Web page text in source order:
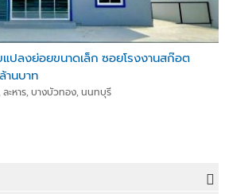
แปลงย่อยขนาดเล็ก ซอยโรงงานสก๊อต
านบาท
ะหาร, บางบัวทอง, นนทบุรี